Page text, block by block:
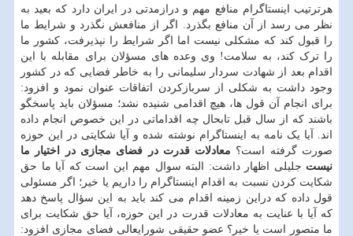
هرترتیب اینستاگرام منافع مهم و درازمدتی در ایران دارد که بعید به
نظر می رسد از آن منافع بگذرد. اگر از منافعش نگذرد و شرایط ما
را قبول کند که مشکلی نیست اما اگر شرایط را نپذیرفت، کشور ما
را ترک کند، به سلامت! وی وعده های مسؤلان برای مقابله با این
اقدام بعد از شهادت سردار سلیمانی را به خاطر فضایی که در کشور
وجود داشت به شکلی از سربازکردن اتفاقات عنوان نمود و افزود:
برای انجام آن قول ها، هیچ اقدامی شنیده نشد؛ مسؤلان باید پاسخگو
باشند که از سال قبل تابحال چه اقداماتی در این خصوص انجام داده
اند. آیا یک نامه به اینستاگرام نوشته شده و آیا شکایتی در این حوزه
صورت گرفته است؟ معادلات قدرت در فضای مجازی در اختیار ما
نیست جلیلی اظهار داشت: البته سوال مهم این است که آیا ما حق
شکایت کردن نسبت به اقدام اینستاگرام را داریم یا خیر؛ اگر مسئولی
قول داده که دراین زمینه اقدام می کند باید به این سؤال پاسخ دهد
که آیا با عنایت به معادلات قدرت در این حوزه، آیا حق شکایت برای
ما متصور است یا خیر؟ عضو حقیقی شورایعالی فضای مجازی افزود: